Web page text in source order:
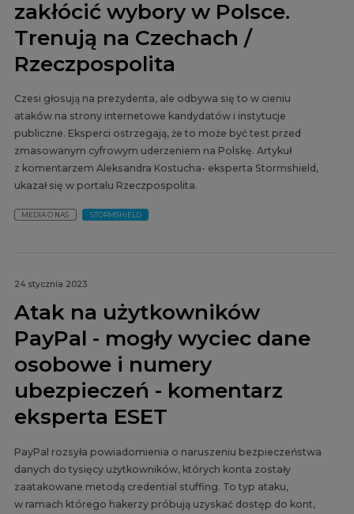
zakłócić wybory w Polsce.
Trenują na Czechach /
Rzeczpospolita
Czesi głosują na prezydenta, ale odbywa się to w cieniu
ataków na strony internetowe kandydatów i instytucje
publiczne. Eksperci ostrzegają, że to może być test przed
zmasowanym cyfrowym uderzeniem na Polskę. Artykuł
z komentarzem Aleksandra Kostucha- eksperta Stormshield,
ukazał się w portalu Rzeczpospolita.
MEDIA O NAS STORMSHIELD
24 stycznia 2023
Atak na użytkowników
PayPal - mogły wyciec dane
osobowe i numery
ubezpieczeń - komentarz
eksperta ESET
PayPal rozsyła powiadomienia o naruszeniu bezpieczeństwa
danych do tysięcy użytkowników, których konta zostały
zaatakowane metodą credential stuffing. To typ ataku,
w ramach którego hakerzy próbują uzyskać dostęp do kont,